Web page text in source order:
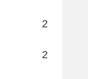
2
2